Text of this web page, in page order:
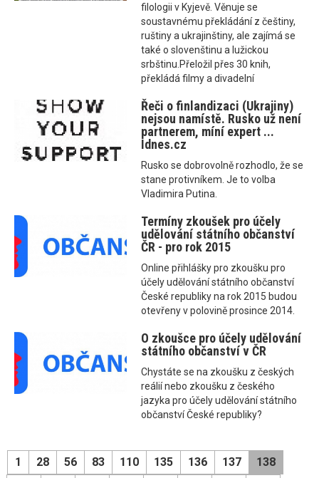
filologii v Kyjevě. Věnuje se
soustavnému překládání z češtiny,
ruštiny a ukrajinštiny, ale zajímá se
také o slovenštinu a lužickou
srbštinu.Přeložil přes 30 knih,
překládá filmy a divadelní
Řeči o finlandizaci (Ukrajiny)
nejsou namístě. Rusko už není
partnerem, míní expert ...
Idnes.cz
Rusko se dobrovolně rozhodlo, že se
stane protivníkem. Je to volba
Vladimira Putina.
Termíny zkoušek pro účely
udělování státního občanství
ČR - pro rok 2015
Online přihlášky pro zkoušku pro
účely udělování státního občanství
České republiky na rok 2015 budou
otevřeny v polovině prosince 2014.
O zkoušce pro účely udělování
státního občanství v ČR
Chystáte se na zkoušku z českých
reálií nebo zkoušku z českého
jazyka pro účely udělování státního
občanství České republiky?
1 28 56 83 110 135 136 137
138